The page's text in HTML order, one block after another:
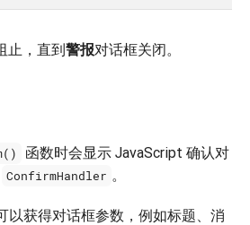
止，直到警报对话框关闭。
函数时会显示 JavaScript 确认对
ConfirmHandler 。
以获得对话框参数，例如标题、消